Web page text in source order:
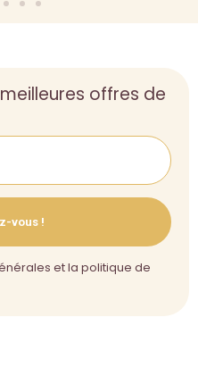
offres de
vous !
et la politique de